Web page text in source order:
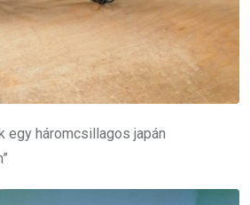
egy háromcsillagos japán